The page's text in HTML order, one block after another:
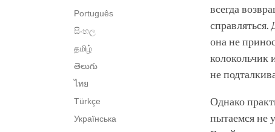
Português
සිංහල
தமிழ்
తెలుగు
ไทย
Türkçe
Українська
всегда
она не
колокольчик
не
Однако
пытаемся не